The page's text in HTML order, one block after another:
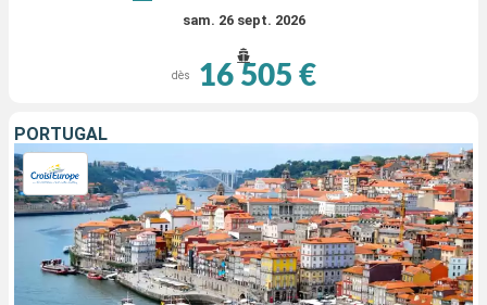
sam. 26 sept. 2026
dès 16 505 €
PORTUGAL